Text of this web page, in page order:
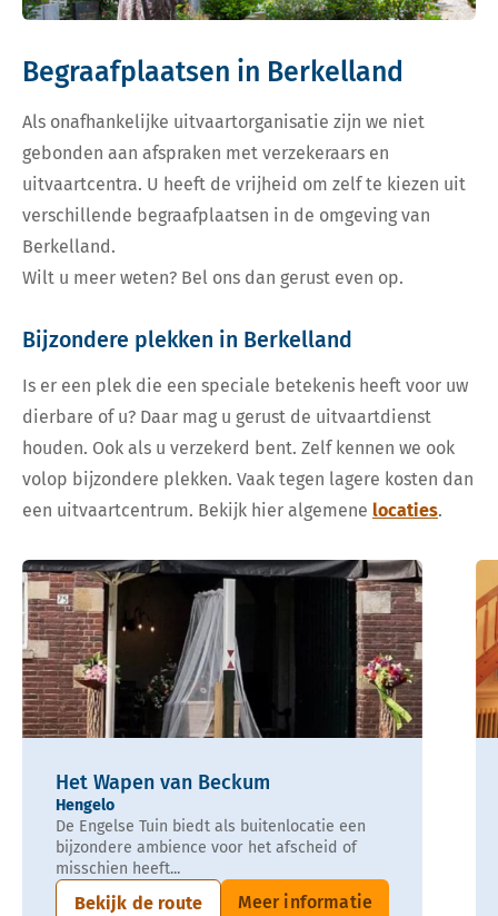
Begraafplaatsen in Berkelland
Als onafhankelijke uitvaartorganisatie zijn we niet
gebonden aan afspraken met verzekeraars en
uitvaartcentra. U heeft de vrijheid om zelf te kiezen uit
verschillende begraafplaatsen in de omgeving van
Berkelland.
Wilt u meer weten? Bel ons dan gerust even op.
Bijzondere plekken in Berkelland
Is er een plek die een speciale betekenis heeft voor uw
dierbare of u? Daar mag u gerust de uitvaartdienst
houden. Ook als u verzekerd bent. Zelf kennen we ook
volop bijzondere plekken. Vaak tegen lagere kosten dan
een uitvaartcentrum. Bekijk hier algemene locaties.
Het Wapen van Beckum
Hengelo
De Engelse Tuin biedt als buitenlocatie een
bijzondere ambience voor het afscheid of
misschien heeft...
Bekijk de route Meer informatie